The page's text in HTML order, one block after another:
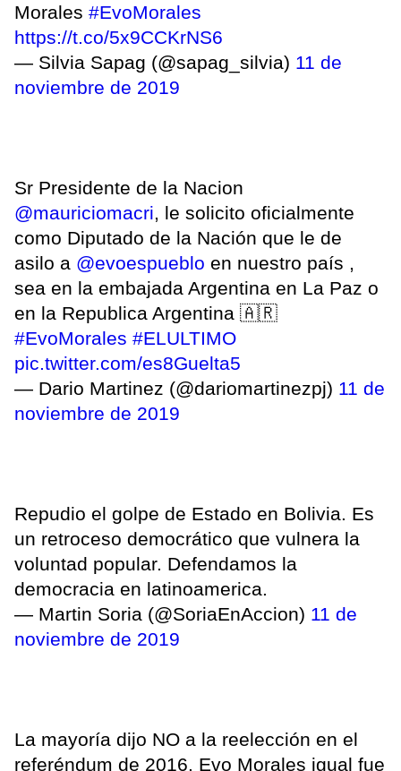
Morales #EvoMorales
https://t.co/5x9CCKrNS6
— Silvia Sapag (@sapag_silvia) 11 de
noviembre de 2019
Sr Presidente de la Nacion
@mauriciomacri, le solicito oficialmente
como Diputado de la Nación que le de
asilo a @evoespueblo en nuestro país ,
sea en la embajada Argentina en La Paz o
en la Republica Argentina 🇦🇷
#EvoMorales #ELULTIMO
pic.twitter.com/es8Guelta5
— Dario Martinez (@dariomartinezpj) 11 de
noviembre de 2019
Repudio el golpe de Estado en Bolivia. Es
un retroceso democrático que vulnera la
voluntad popular. Defendamos la
democracia en latinoamerica.
— Martin Soria (@SoriaEnAccion) 11 de
noviembre de 2019
La mayoría dijo NO a la reelección en el
referéndum de 2016. Evo Morales igual fue